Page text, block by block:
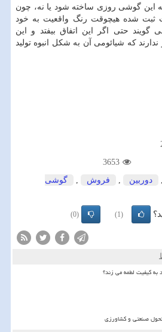
این گوشی روزی ساخته شود یا نه، چون
ثبت شده هیچوقت رنگ واقعیت به خود
گویند حتی اگر این اتفاق بیفتد و این
که شیائومی آن به شکل انبوه تولید
3653
, دوربین , فروش ,
گوشی
(1)
(0)
کیفیت لطمه می زند؟
صنعتی و کشاورزی